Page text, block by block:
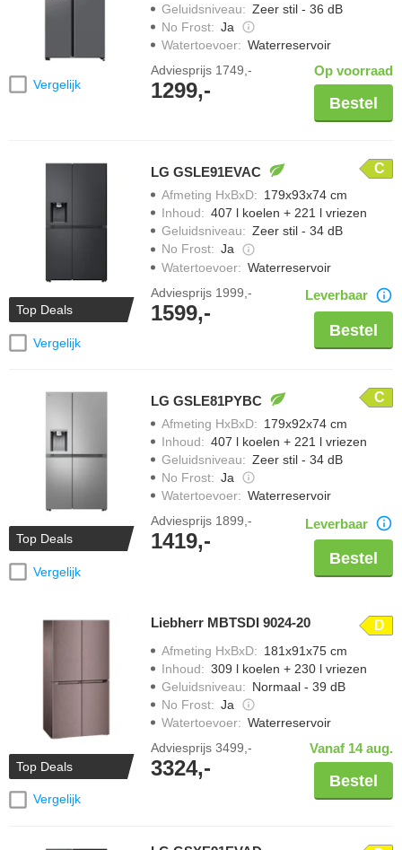
Vergelijk
Geluidsniveau: Zeer stil - 36 dB
No Frost: Ja
Watertoevoer: Waterreservoir
Adviesprijs 1749,-
1299,-
Op voorraad
Bestel
Top Deals
Vergelijk
LG GSLE91EVAC C
Afmeting HxBxD: 179x93x74 cm
Inhoud: 407 l koelen + 221 l vriezen
Geluidsniveau: Zeer stil - 34 dB
No Frost: Ja
Watertoevoer: Waterreservoir
Adviesprijs 1999,-
1599,-
Leverbaar
Bestel
Top Deals
Vergelijk
LG GSLE81PYBC C
Afmeting HxBxD: 179x92x74 cm
Inhoud: 407 l koelen + 221 l vriezen
Geluidsniveau: Zeer stil - 34 dB
No Frost: Ja
Watertoevoer: Waterreservoir
Adviesprijs 1899,-
1419,-
Leverbaar
Bestel
Top Deals
Vergelijk
Liebherr MBTSDI 9024-20 D
Afmeting HxBxD: 181x91x75 cm
Inhoud: 309 l koelen + 230 l vriezen
Geluidsniveau: Normaal - 39 dB
No Frost: Ja
Watertoevoer: Waterreservoir
Adviesprijs 3499,-
3324,-
Vanaf 14 aug.
Bestel